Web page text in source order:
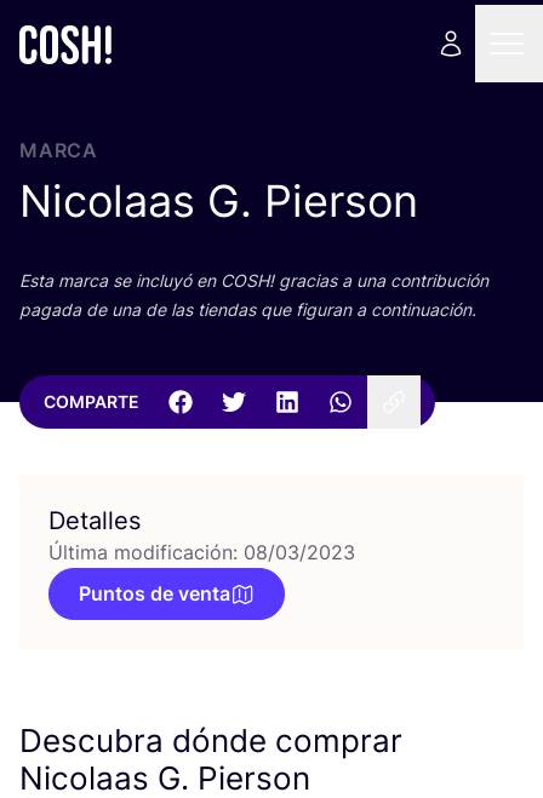
MARCA
Nicolaas G. Pierson
Esta mar­ca se inclu­yó en COSH! gra­cias a una con­tri­bu­ción
paga­da de una de las tien­das que figu­ran a continuación.
COMPARTE
Detalles
Última modificación: 08/03/2023
Puntos de venta
Descubra dónde comprar
Nicolaas G. Pierson